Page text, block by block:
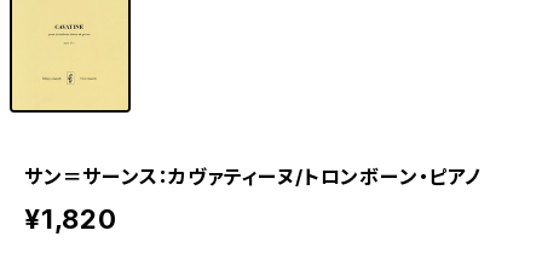
サン＝サーンス：カヴァティーヌ/トロンボーン・ピアノ
¥1,820